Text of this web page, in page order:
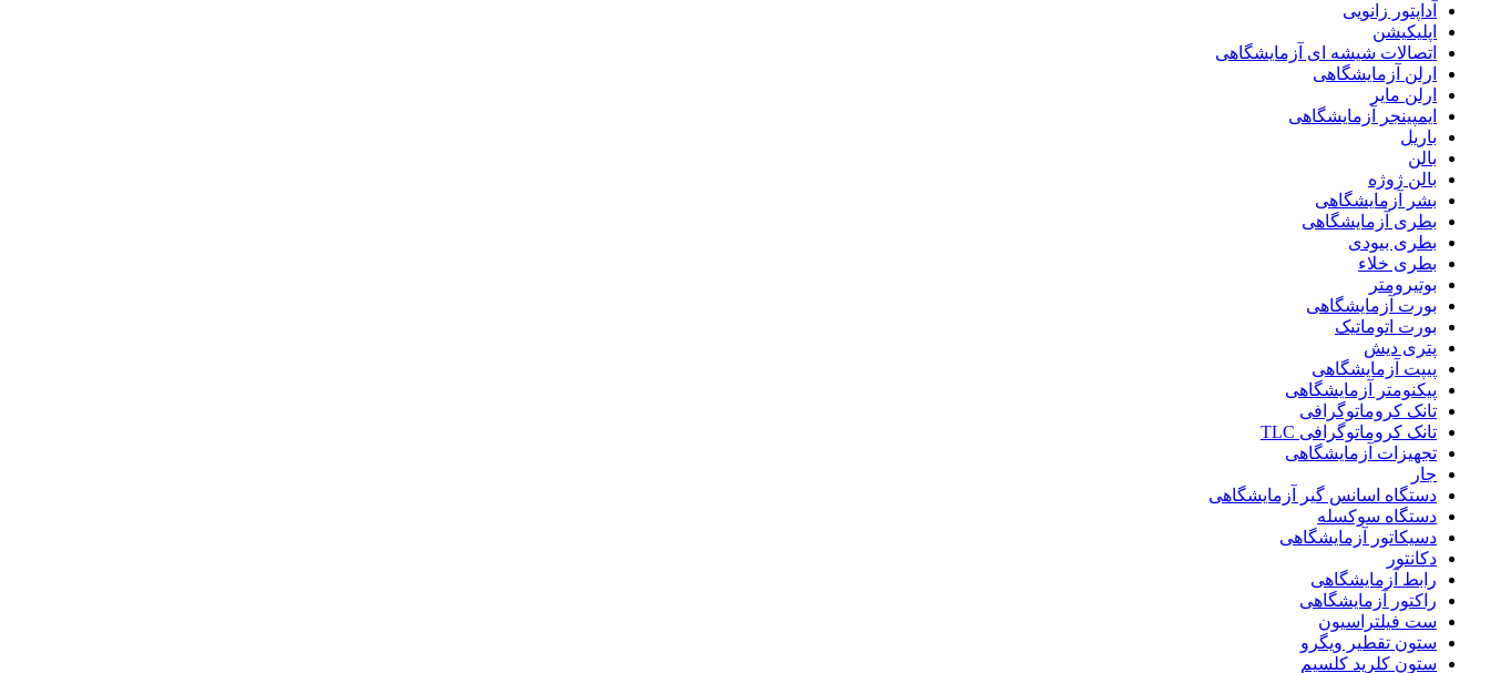
آداپتور زانویی
اپلیکیشن
اتصالات شیشه ای آزمایشگاهی
ارلن آزمایشگاهی
ارلن مایر
ایمپینجر آزمایشگاهی
باریل
بالن
بالن ژوژه
بشر آزمایشگاهی
بطری آزمایشگاهی
بطری بیودی
بطری خلاء
بوتیرومتر
بورت آزمایشگاهی
بورت اتوماتیک
پتری دیش
پیپت آزمایشگاهی
پیکنومتر آزمایشگاهی
تانک کروماتوگرافی
تانک کروماتوگرافی TLC
تجهیزات آزمایشگاهی
جار
دستگاه اسانس گیر آزمایشگاهی
دستگاه سوکسله
دسیکاتور آزمایشگاهی
دکانتور
رابط آزمایشگاهی
راکتور آزمایشگاهی
ست فیلتراسیون
ستون تقطیر ویگرو
ستون کلرید کلسیم